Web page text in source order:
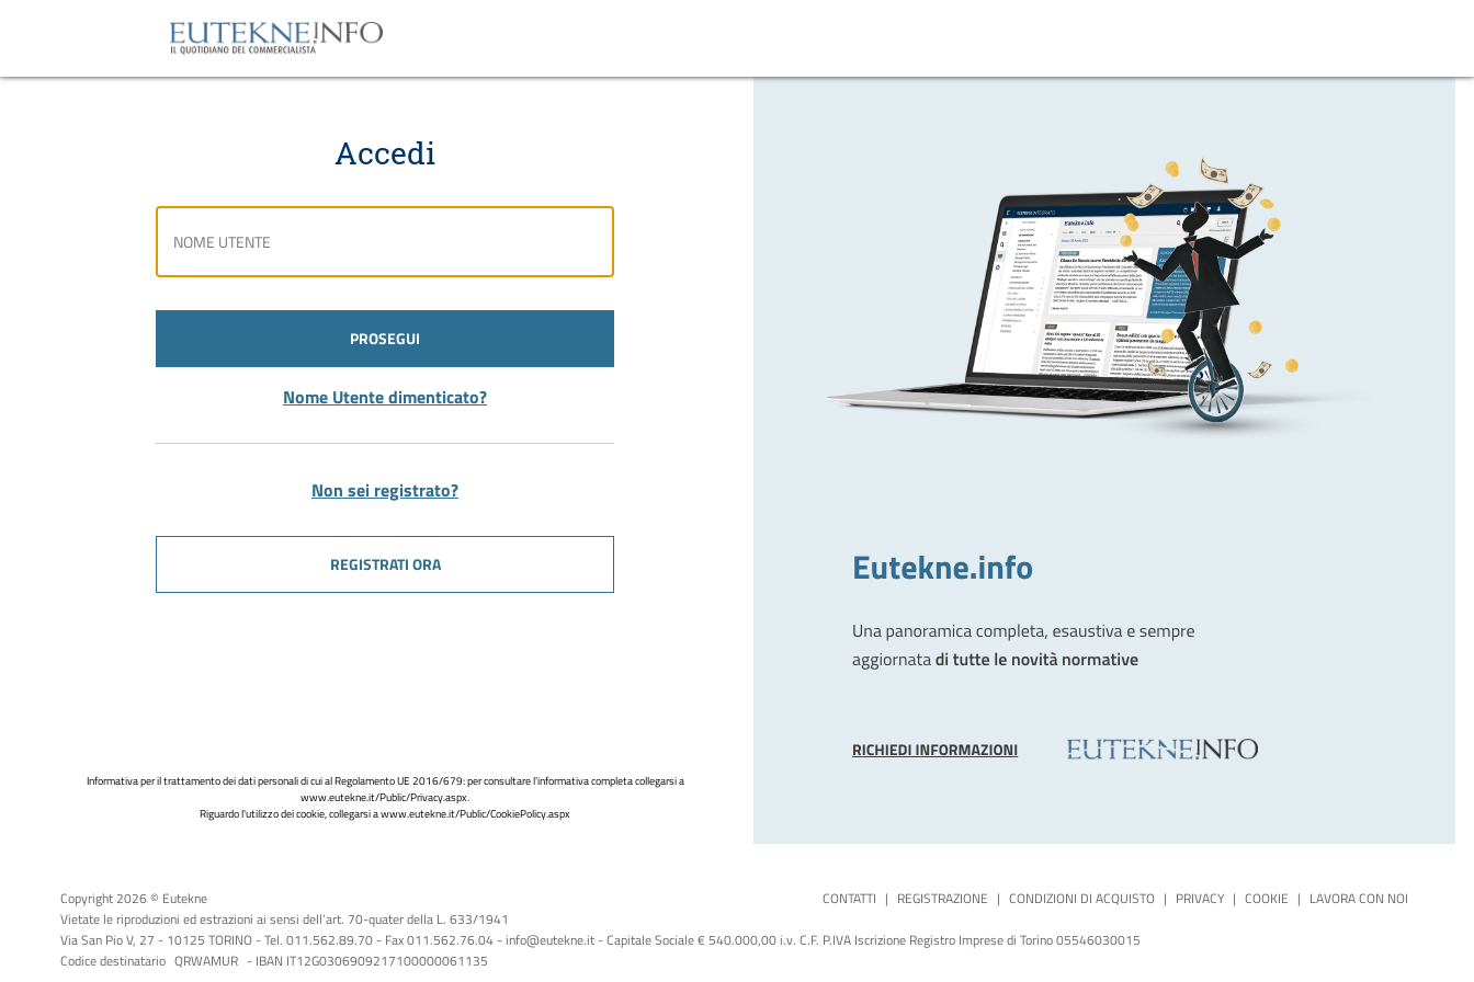
Accedi
PROSEGUI
Nome Utente dimenticato?
Non sei registrato?
REGISTRATI ORA
Informativa per il trattamento dei dati personali di cui al Regolamento UE 2016/679: per consultare l'informativa completa collegarsi a
www.eutekne.it/Public/Privacy.aspx.
Riguardo l'utilizzo dei cookie, collegarsi awww.eutekne.it/Public/CookiePolicy.aspx
Copyright 2026 © Eutekne
Vietate le riproduzioni ed estrazioni ai sensi dell’art. 70-quater della L. 633/1941
CONTATTI | REGISTRAZIONE | CONDIZIONI DI ACQUISTO | PRIVACY | COOKIE | LAVORA CON NOI
Via San Pio V, 27 - 10125 TORINO - Tel. 011.562.89.70 - Fax 011.562.76.04 - info@eutekne.it - Capitale Sociale € 540.000,00 i.v. C.F. P.IVA Iscrizione Registro Imprese di Torino 05546030015
Codice destinatario QRWAMUR - IBAN IT12G0306909217100000061135